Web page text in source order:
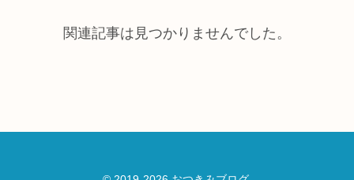
関連記事は見つかりませんでした。